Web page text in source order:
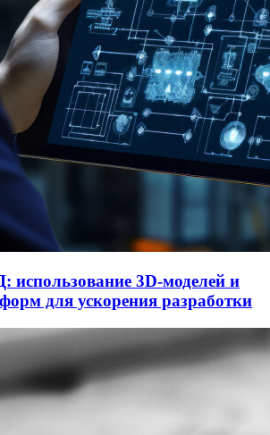
использование 3D-моделей и
для ускорения разработки